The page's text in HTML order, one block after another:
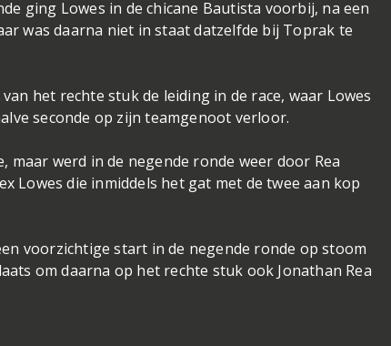
ging Lowes in de chicane Bautista voorbij, na een
was daarna niet in staat datzelfde bij Toprak te
het rechte stuk de leiding in de race, waar Lowes
seconde op zijn teamgenoot verloor.
werd in de negende ronde weer door Rea
Lowes die inmiddels het gat met de twee aan kop
voorzichtige start in de negende ronde op stoom
om daarna op het rechte stuk ook Jonathan Rea